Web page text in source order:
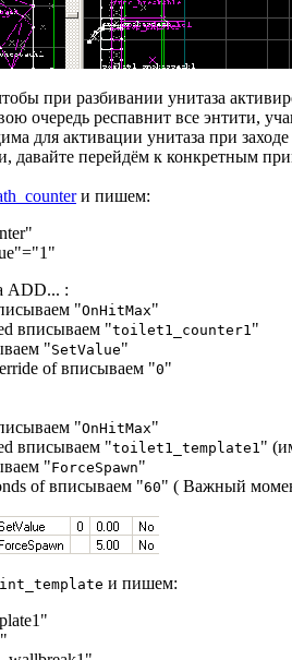
при разбивании унитаза
очередь респавнит все энтити,
для активации унитаза при
давайте перейдём к конкретным
и пишем:
ADD... :
"OnHitMax"
вписываем "toilet1_counter1"
"SetValue"
of вписываем "0"
"OnHitMax"
вписываем "toilet1_template1"
"ForceSpawn"
of вписываем "60" ( Важный
и пишем: